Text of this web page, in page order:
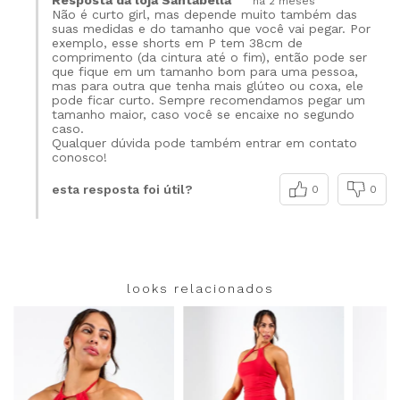
Não é curto girl, mas depende muito também das
suas medidas e do tamanho que você vai pegar. Por
exemplo, esse shorts em P tem 38cm de
comprimento (da cintura até o fim), então pode ser
que fique em um tamanho bom para uma pessoa,
mas para outra que tenha mais glúteo ou coxa, ele
pode ficar curto. Sempre recomendamos pegar um
tamanho maior, caso você se encaixe no segundo
caso.
Qualquer dúvida pode também entrar em contato
conosco!
esta resposta foi útil? 0 0
looks relacionados